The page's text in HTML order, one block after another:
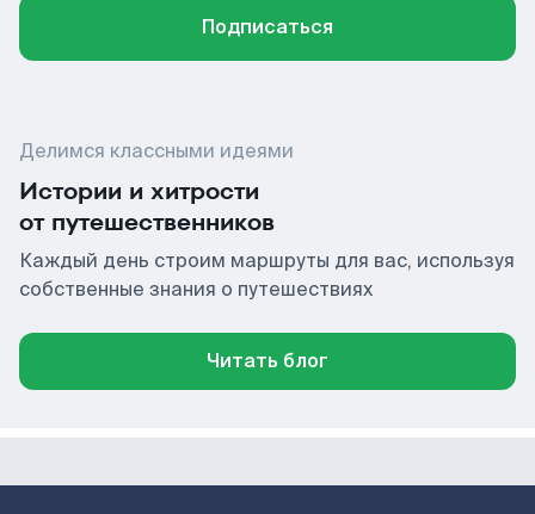
Подписаться
Делимся классными идеями
Истории и хитрости
от путешественников
Каждый день строим маршруты для вас, используя
собственные знания о путешествиях
Читать блог